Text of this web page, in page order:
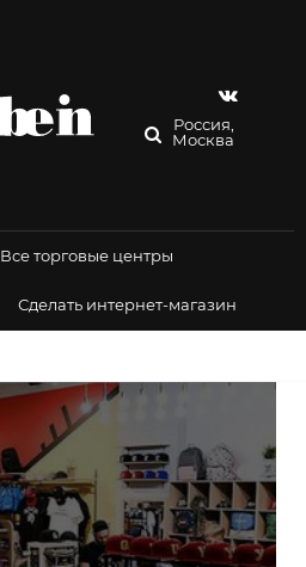
Россия,
Москва
Все торговые центры
Сделать интернет-магазин